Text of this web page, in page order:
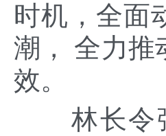
时机，全面
潮， 全力推
效。
林长令强